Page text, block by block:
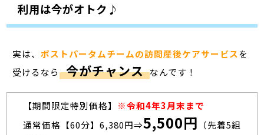
利用は今がオトク♪
実は、ポストパータムチームの訪問産後ケアサービスを
受けるなら 今がチャンス なんです！
【期間限定特別価格】
※令和4年3月末まで
通常価格【60分】6,380円⇒5,500円 （先着5組